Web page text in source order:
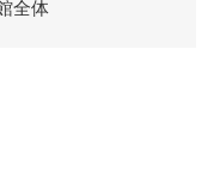
全体